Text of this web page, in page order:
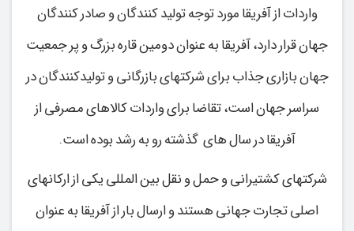
واردات از آفریقا مورد توجه تولید کنندگان و صادر کنندگان
جهان قرار دارد، آفریقا به عنوان دومین قاره بزرگ و پر جمعیت
جهان بازاری جذاب برای شرکتهای بازرگانی و تولیدکنندگان در
سراسر جهان است، تقاضا برای واردات کالاهای مصرفی از
آفریقا در سال های گذشته رو به رشد بوده است.
شرکتهای کشتیرانی و حمل‌ و نقل بین ‌المللی یکی از ارکانهای
اصلی تجارت جهانی هستند و ارسال بار از آفریقا به ‌عنوان